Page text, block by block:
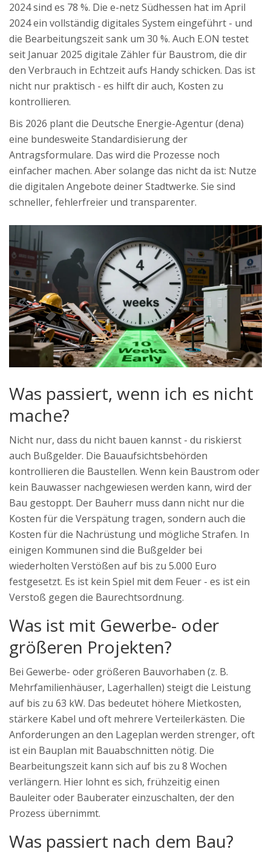
2024 sind es 78 %. Die e-netz Südhessen hat im April
2024 ein vollständig digitales System eingeführt - und
die Bearbeitungszeit sank um 30 %. Auch E.ON testet
seit Januar 2025 digitale Zähler für Baustrom, die dir
den Verbrauch in Echtzeit aufs Handy schicken. Das ist
nicht nur praktisch - es hilft dir auch, Kosten zu
kontrollieren.
Bis 2026 plant die Deutsche Energie-Agentur (dena)
eine bundesweite Standardisierung der
Antragsformulare. Das wird die Prozesse noch
einfacher machen. Aber solange das nicht da ist: Nutze
die digitalen Angebote deiner Stadtwerke. Sie sind
schneller, fehlerfreier und transparenter.
Was passiert, wenn ich es nicht
mache?
Nicht nur, dass du nicht bauen kannst - du riskierst
auch Bußgelder. Die Bauaufsichtsbehörden
kontrollieren die Baustellen. Wenn kein Baustrom oder
kein Bauwasser nachgewiesen werden kann, wird der
Bau gestoppt. Der Bauherr muss dann nicht nur die
Kosten für die Verspätung tragen, sondern auch die
Kosten für die Nachrüstung und mögliche Strafen. In
einigen Kommunen sind die Bußgelder bei
wiederholten Verstößen auf bis zu 5.000 Euro
festgesetzt. Es ist kein Spiel mit dem Feuer - es ist ein
Verstoß gegen die Baurechtsordnung.
Was ist mit Gewerbe- oder
größeren Projekten?
Bei Gewerbe- oder größeren Bauvorhaben (z. B.
Mehrfamilienhäuser, Lagerhallen) steigt die Leistung
auf bis zu 63 kW. Das bedeutet höhere Mietkosten,
stärkere Kabel und oft mehrere Verteilerkästen. Die
Anforderungen an den Lageplan werden strenger, oft
ist ein Bauplan mit Bauabschnitten nötig. Die
Bearbeitungszeit kann sich auf bis zu 8 Wochen
verlängern. Hier lohnt es sich, frühzeitig einen
Bauleiter oder Bauberater einzuschalten, der den
Prozess übernimmt.
Was passiert nach dem Bau?